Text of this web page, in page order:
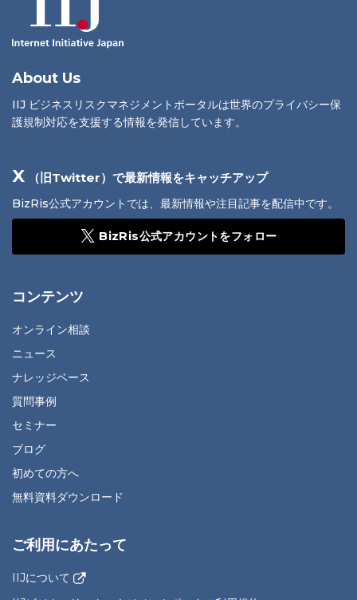
About Us
IIJ ビジネスリスクマネジメントポータルは世界のプライバシー保
護規制対応を支援する情報を発信しています。
X （旧Twitter）で最新情報をキャッチアップ
BizRis公式アカウントでは、最新情報や注目記事を配信中です。
BizRis公式アカウントをフォロー
コンテンツ
オンライン相談
ニュース
ナレッジベース
質問事例
セミナー
ブログ
初めての方へ
無料資料ダウンロード
ご利用にあたって
IIJについて